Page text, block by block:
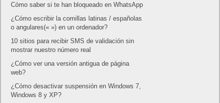
Cómo saber si te han bloqueado en WhatsApp
¿Cómo escribir la comillas latinas / españolas
o angulares(« ») en un ordenador?
10 sitios para recibir SMS de validación sin
mostrar nuestro número real
¿Cómo ver una versión antigua de página
web?
¿Cómo desactivar suspensión en Windows 7,
Windows 8 y XP?